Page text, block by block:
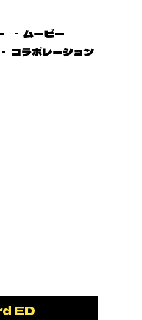
ムービー
コラボレーション
ED